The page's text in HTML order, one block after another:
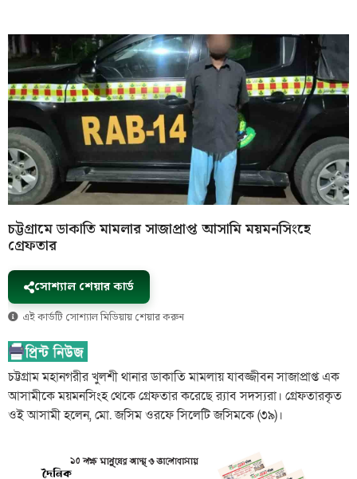
চট্টগ্রামে ডাকাতি মামলার সাজাপ্রাপ্ত আসামি ময়মনসিংহে
গ্রেফতার
সোশ্যাল শেয়ার কার্ড
এই কার্ডটি সোশ্যাল মিডিয়ায় শেয়ার করুন
চট্টগ্রাম মহানগরীর খুলশী থানার ডাকাতি মামলায় যাবজ্জীবন সাজাপ্রাপ্ত এক
আসামীকে ময়মনসিংহ থেকে গ্রেফতার করেছে র‌্যাব সদস্যরা। গ্রেফতারকৃত
ওই আসামী হলেন, মো. জসিম ওরফে সিলেটি জসিমকে (৩৯)।